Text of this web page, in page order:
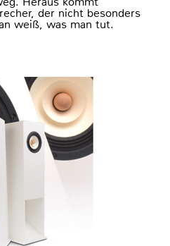
der nicht besonders
weiß, was man tut.